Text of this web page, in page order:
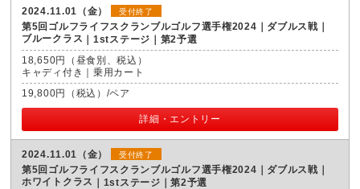
2024.11.01（金） 受付終了
第5回ゴルフライフスクランブルゴルフ選手権2024｜ダブルス戦｜
ブルークラス
1stステージ｜第2予選
18,650円（昼食別、税込）
キャディ付き｜乗用カート
19,800円（税込）/ペア
詳細・エントリー
2024.11.01（金） 受付終了
第5回ゴルフライフスクランブルゴルフ選手権2024｜ダブルス戦｜
ホワイトクラス
1stステージ｜第2予選